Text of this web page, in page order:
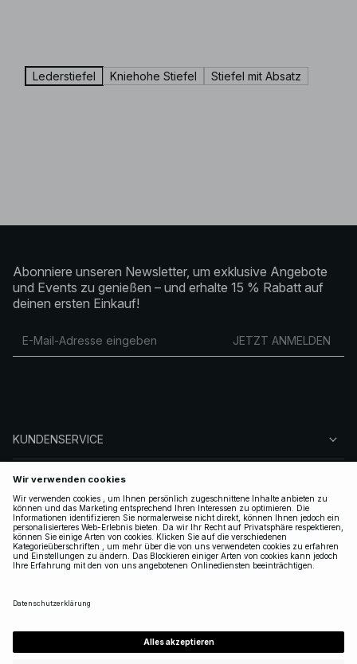
Lederstiefel Kniehohe Stiefel Stiefel mit Absatz
Abonniere unseren Newsletter, um exklusive Angebote
und Events zu genießen – und erhalte 15 % Rabatt auf
deinen ersten Einkauf!
JETZT ANMELDEN
KUNDENSERVICE
ÜBER NA-KD
FOLGEN SIE UNS
LEGAL